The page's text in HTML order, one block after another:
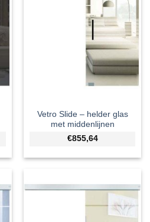
Vetro Slide – helder glas
met middenlijnen
€855,64